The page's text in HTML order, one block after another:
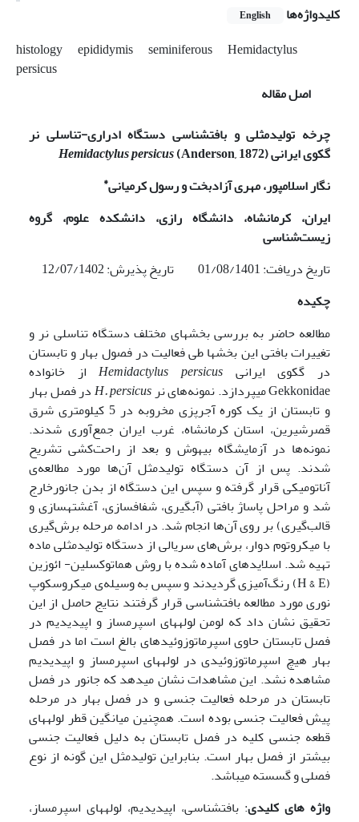
کلیدواژه‌ها
English
histology epididymis seminiferous
Hemidactylus
persicus
اصل مقاله
چرخه تولیدمثلی و بافت­شناسی دستگاه ادراری-تناسلی نر
گکوی ایرانی
Hemidactyluspersicus(Anderson, 1872)
نگار اسلامپور، مهری آزادبخت و رسول کرمیانی*
ایران، کرمانشاه، دانشگاه رازی، دانشکده علوم، گروه
زیست‌شناسی
تاریخ دریافت: 01/08/1401 تاریخ پذیرش: 12/07/1402
چکیده
مطالعه حاضر به بررسی بخش­های مختلف دستگاه تناسلی نر و
تغییرات بافتی این بخش­ها طی فعالیت در فصول بهار و تابستان
در گکوی ایرانی Hemidactylus persicusاز خانواده
Gekkonidae می­پردازد. نمونه‌های نر
H. persicusدر فصل بهار
و تابستان از یک کوره آجرپزی مخروبه در 5 کیلومتری شرق
قصرشیرین، استان کرمانشاه، غرب ایران جمع‌آوری شدند.
نمونه‌ها در آزمایشگاه بیهوش و بعد از راحت‌کشی تشریح
شدند. پس از آن دستگاه تولیدمثل آن‌ها مورد مطالعه‌ی
آناتومیکی قرار گرفته و سپس این دستگاه از بدن جانورخارج
شد و مراحل پاساژ بافتی (آبگیری، شفاف­سازی، آغشته­سازی و
قالب‌گیری) بر روی آن‌ها انجام شد. در ادامه مرحله برش‌گیری
با میکروتوم دوار، برش‌های سریالی از دستگاه تولیدمثلی ماده
تهیه شد. اسلایدهای آماده شده با روش هماتوکسلین- ائوزین
(H & E) رنگ‌آمیزی گردیدند و سپس به وسیله‌ی میکروسکوپ
نوری مورد مطالعه بافت­شناسی قرار گرفتند نتایج حاصل از این
تحقیق نشان داد که لومن لوله­های اسپرم­ساز و اپیدیدیم در
فصل تابستان حاوی اسپرماتوزوئیدهای بالغ است اما در فصل
بهار هیچ اسپرماتوزوئیدی در لوله­های اسپرم­ساز و اپیدیدیم
مشاهده نشد. این مشاهدات نشان می­دهد که جانور در فصل
تابستان در مرحله فعالیت جنسی و در فصل بهار در مرحله
پیش فعالیت جنسی بوده است. همچنین میانگین قطر لوله­های
قطعه جنسی کلیه در فصل تابستان به دلیل فعالیت جنسی
بیشتر از فصل بهار است. بنابراین تولیدمثل این گونه از نوع
فصلی و گسسته می­باشد.
واژه های کلیدی: بافت­شناسی، اپیدیدیم، لوله­های اسپرم­ساز،